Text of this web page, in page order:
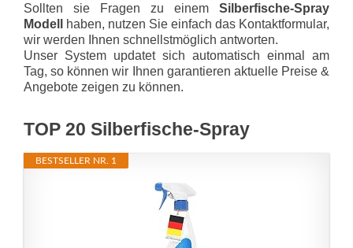
Sollten sie Fragen zu einem Silberfische-Spray
Modell
haben, nutzen Sie einfach das Kontaktformular,
wir werden Ihnen schnellstmöglich antworten.
Unser System updatet sich automatisch einmal am
Tag, so können wir Ihnen garantieren aktuelle Preise &
Angebote zeigen zu können.
TOP 20 Silberfische-Spray
BESTSELLER NR. 1